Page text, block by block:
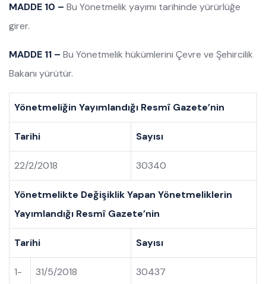
MADDE 10 – Bu Yönetmelik yayımı tarihinde yürürlüğe
girer.
MADDE 11 – Bu Yönetmelik hükümlerini Çevre ve Şehircilik
Bakanı yürütür.
Yönetmeliğin Yayımlandığı Resmî Gazete’nin
Tarihi Sayısı
22/2/2018 30340
Yönetmelikte Değişiklik Yapan Yönetmeliklerin
Yayımlandığı Resmî Gazete’nin
Tarihi Sayısı
1- 31/5/2018 30437